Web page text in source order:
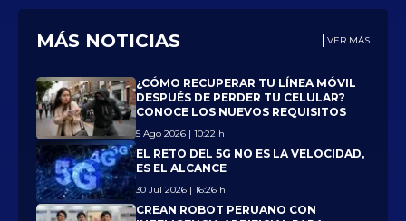
MÁS NOTICIAS VER MÁS
¿CÓMO RECUPERAR TU LÍNEA MÓVIL
DESPUÉS DE PERDER TU CELULAR?
CONOCE LOS NUEVOS REQUISITOS
5 Ago 2026 | 10:22 h
EL RETO DEL 5G NO ES LA VELOCIDAD,
ES EL ALCANCE
30 Jul 2026 | 16:26 h
CREAN ROBOT PERUANO CON